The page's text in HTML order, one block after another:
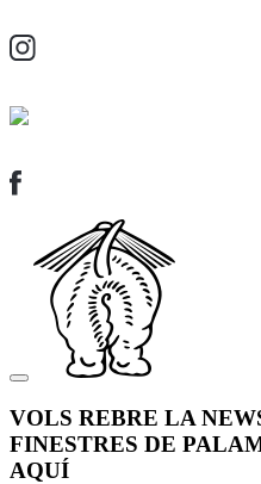
VOLS REBRE LA
FINESTRES DE
AQUÍ